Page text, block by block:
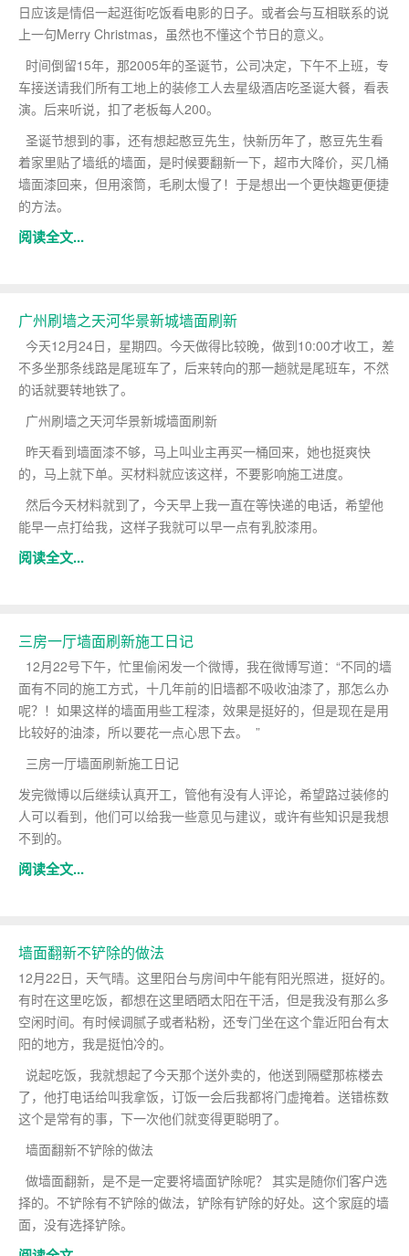
日应该是情侣一起逛街吃饭看电影的日子。或者会与互相联系的说
上一句Merry Christmas，虽然也不懂这个节日的意义。
时间倒留15年，那2005年的圣诞节，公司决定，下午不上班，专
车接送请我们所有工地上的装修工人去星级酒店吃圣诞大餐，看表
演。后来听说，扣了老板每人200。
圣诞节想到的事，还有想起憨豆先生，快新历年了，憨豆先生看
着家里贴了墙纸的墙面，是时候要翻新一下，超市大降价，买几桶
墙面漆回来，但用滚筒，毛刷太慢了！于是想出一个更快趣更便捷
的方法。
阅读全文...
广州刷墙之天河华景新城墙面刷新
今天12月24日，星期四。今天做得比较晚，做到10:00才收工，差
不多坐那条线路是尾班车了，后来转向的那一趟就是尾班车，不然
的话就要转地铁了。
广州刷墙之天河华景新城墙面刷新
昨天看到墙面漆不够，马上叫业主再买一桶回来，她也挺爽快
的，马上就下单。买材料就应该这样，不要影响施工进度。
然后今天材料就到了，今天早上我一直在等快递的电话，希望他
能早一点打给我，这样子我就可以早一点有乳胶漆用。
阅读全文...
三房一厅墙面刷新施工日记
12月22号下午，忙里偷闲发一个微博，我在微博写道：“不同的墙
面有不同的施工方式，十几年前的旧墙都不吸收油漆了，那怎么办
呢？！如果这样的墙面用些工程漆，效果是挺好的，但是现在是用
比较好的油漆，所以要花一点心思下去。 ”
三房一厅墙面刷新施工日记
发完微博以后继续认真开工，管他有没有人评论，希望路过装修的
人可以看到，他们可以给我一些意见与建议，或许有些知识是我想
不到的。
阅读全文...
墙面翻新不铲除的做法
12月22日，天气晴。这里阳台与房间中午能有阳光照进，挺好的。
有时在这里吃饭，都想在这里晒晒太阳在干活，但是我没有那么多
空闲时间。有时候调腻子或者粘粉，还专门坐在这个靠近阳台有太
阳的地方，我是挺怕冷的。
说起吃饭，我就想起了今天那个送外卖的，他送到隔壁那栋楼去
了，他打电话给叫我拿饭，订饭一会后我都将门虚掩着。送错栋数
这个是常有的事，下一次他们就变得更聪明了。
墙面翻新不铲除的做法
做墙面翻新，是不是一定要将墙面铲除呢？ 其实是随你们客户选
择的。不铲除有不铲除的做法，铲除有铲除的好处。这个家庭的墙
面，没有选择铲除。